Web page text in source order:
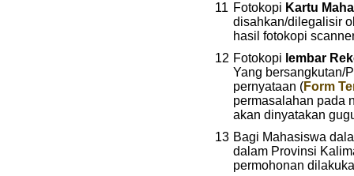
11 Fotokopi Kartu
disahkan/dilegalisir
hasil fotokopi
12 Fotokopi lembar
Yang bersangkutan/
pernyataan (Form
permasalahan pada
akan dinyatakan
13 Bagi Mahasiswa
dalam Provinsi
permohonan